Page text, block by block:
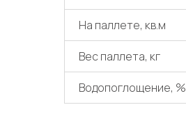
На паллете, кв.м
Вес паллета, кг
Водопоглощение, %